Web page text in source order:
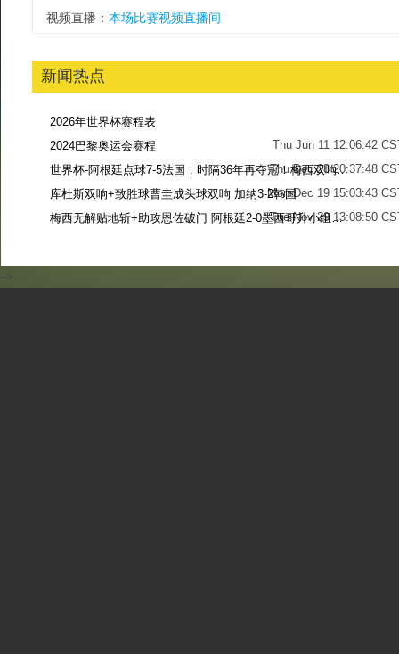
视频直播： 本场比赛视频直播间
新闻热点
2026年世界杯赛程表
Thu Jun 11 12:06:42
2024巴黎奥运会赛程
Thu Dec 28 20:37:48
世界杯-阿根廷点球7-5法国，时隔36年再夺冠！梅西双响姆巴佩戴帽
Mon Dec 19 15:03:43
库杜斯双响+致胜球曹圭成头球双响 加纳3-2韩国
Tue Nov 29 13:08:50
梅西无解贴地斩+助攻恩佐破门 阿根廷2-0墨西哥升小组第二